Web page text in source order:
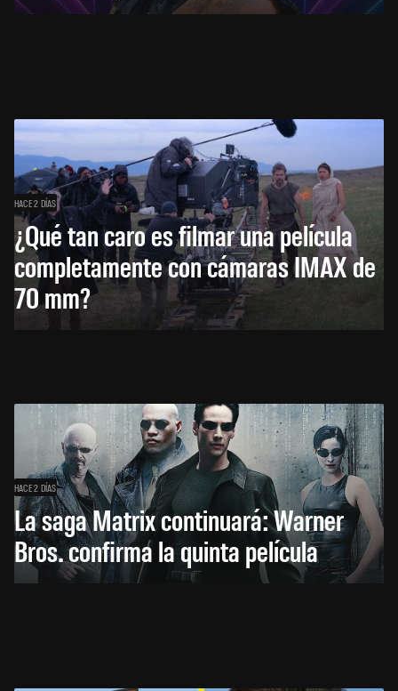
HACE 2 DÍAS
¿Qué tan caro es filmar una película
completamente con cámaras IMAX de
70 mm?
HACE 2 DÍAS
La saga Matrix continuará: Warner
Bros. confirma la quinta película